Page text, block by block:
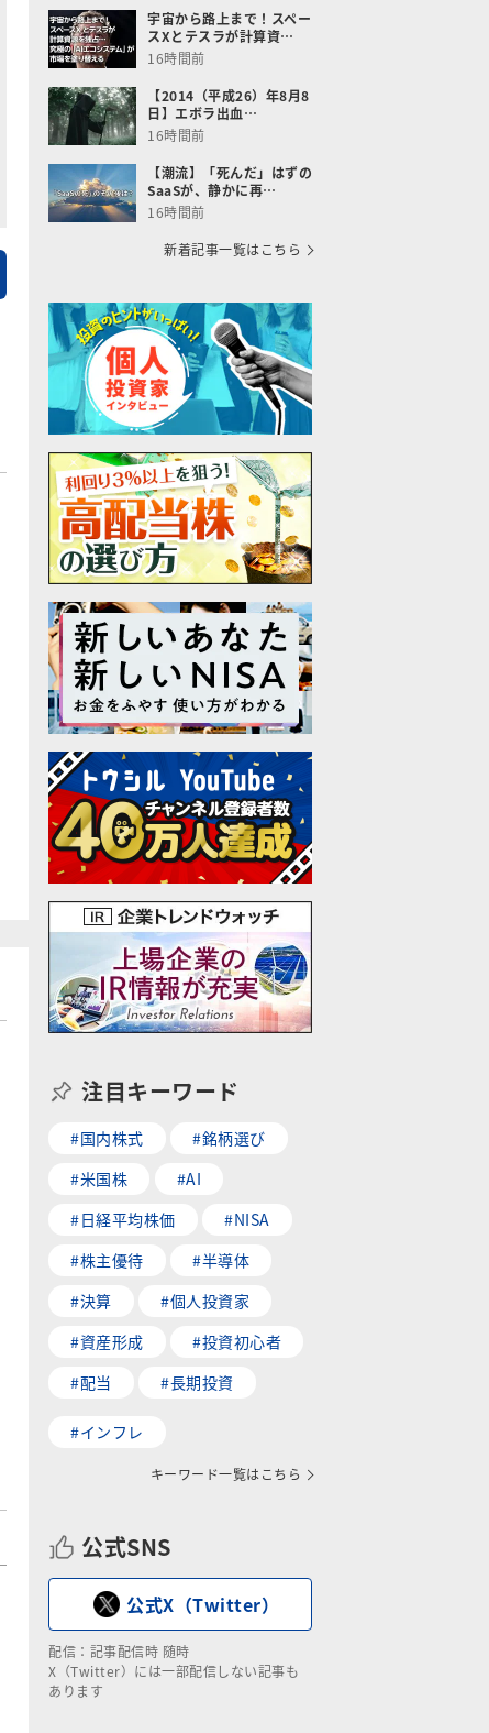
宇宙から路上まで！スペー
スXとテスラが計算資…
16時間前
【2014（平成26）年8月8
日】エボラ出血…
16時間前
【潮流】「死んだ」はずの
SaaSが、静かに再…
16時間前
新着記事一覧はこちら
注目キーワード
#国内株式
#銘柄選び
#米国株
#AI
#日経平均株価
#NISA
#株主優待
#半導体
#決算
#個人投資家
#資産形成
#投資初心者
#配当
#長期投資
#インフレ
キーワード一覧はこちら
公式SNS
公式X（Twitter）
配信：記事配信時 随時
X（Twitter）には一部配信しない記事も
あります